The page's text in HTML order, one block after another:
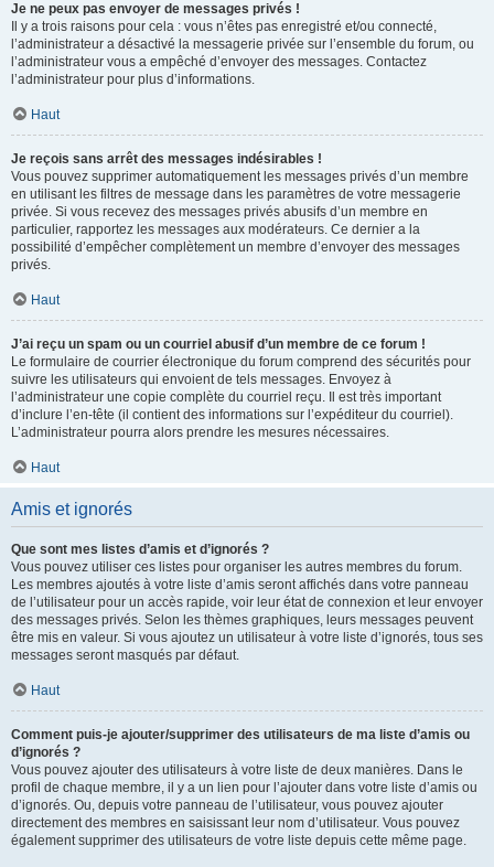
Je ne peux pas envoyer de messages privés !
Il y a trois raisons pour cela : vous n’êtes pas enregistré et/ou connecté,
l’administrateur a désactivé la messagerie privée sur l’ensemble du forum, ou
l’administrateur vous a empêché d’envoyer des messages. Contactez
l’administrateur pour plus d’informations.
Haut
Je reçois sans arrêt des messages indésirables !
Vous pouvez supprimer automatiquement les messages privés d’un membre
en utilisant les filtres de message dans les paramètres de votre messagerie
privée. Si vous recevez des messages privés abusifs d’un membre en
particulier, rapportez les messages aux modérateurs. Ce dernier a la
possibilité d’empêcher complètement un membre d’envoyer des messages
privés.
Haut
J’ai reçu un spam ou un courriel abusif d’un membre de ce forum !
Le formulaire de courrier électronique du forum comprend des sécurités pour
suivre les utilisateurs qui envoient de tels messages. Envoyez à
l’administrateur une copie complète du courriel reçu. Il est très important
d’inclure l’en-tête (il contient des informations sur l’expéditeur du courriel).
L’administrateur pourra alors prendre les mesures nécessaires.
Haut
Amis et ignorés
Que sont mes listes d’amis et d’ignorés ?
Vous pouvez utiliser ces listes pour organiser les autres membres du forum.
Les membres ajoutés à votre liste d’amis seront affichés dans votre panneau
de l’utilisateur pour un accès rapide, voir leur état de connexion et leur envoyer
des messages privés. Selon les thèmes graphiques, leurs messages peuvent
être mis en valeur. Si vous ajoutez un utilisateur à votre liste d’ignorés, tous ses
messages seront masqués par défaut.
Haut
Comment puis-je ajouter/supprimer des utilisateurs de ma liste d’amis ou
d’ignorés ?
Vous pouvez ajouter des utilisateurs à votre liste de deux manières. Dans le
profil de chaque membre, il y a un lien pour l’ajouter dans votre liste d’amis ou
d’ignorés. Ou, depuis votre panneau de l’utilisateur, vous pouvez ajouter
directement des membres en saisissant leur nom d’utilisateur. Vous pouvez
également supprimer des utilisateurs de votre liste depuis cette même page.